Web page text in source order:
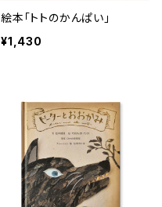
絵本「トトのかんぱい」
¥1,430